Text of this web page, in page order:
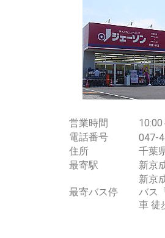
営業時間
電話番号
047-
住所
千葉
最寄駅
新京
最寄バス停
新京
バス
車 徒